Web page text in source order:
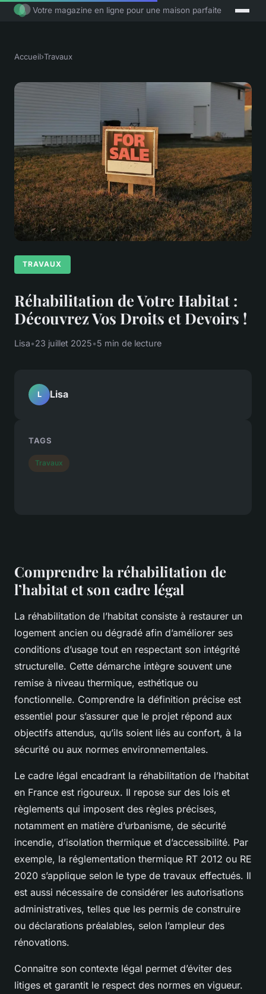
Votre magazine en ligne pour une maison parfaite
Accueil›Travaux
TRAVAUX
Réhabilitation de Votre Habitat :
Découvrez Vos Droits et Devoirs !
Lisa•23 juillet 2025•5 min de lecture
Comprendre la réhabilitation de
l’habitat et son cadre légal
La réhabilitation de l’habitat consiste à restaurer un
logement ancien ou dégradé afin d’améliorer ses
conditions d’usage tout en respectant son intégrité
structurelle. Cette démarche intègre souvent une
remise à niveau thermique, esthétique ou
fonctionnelle. Comprendre la définition précise est
essentiel pour s’assurer que le projet répond aux
objectifs attendus, qu’ils soient liés au confort, à la
sécurité ou aux normes environnementales.
Le cadre légal encadrant la réhabilitation de l’habitat
en France est rigoureux. Il repose sur des lois et
règlements qui imposent des règles précises,
notamment en matière d’urbanisme, de sécurité
incendie, d’isolation thermique et d’accessibilité. Par
exemple, la réglementation thermique RT 2012 ou RE
2020 s’applique selon le type de travaux effectués. Il
est aussi nécessaire de considérer les autorisations
administratives, telles que les permis de construire
ou déclarations préalables, selon l’ampleur des
rénovations.
Connaitre son contexte légal permet d’éviter des
litiges et garantit le respect des normes en vigueur.
L Lisa
TAGS
Travaux